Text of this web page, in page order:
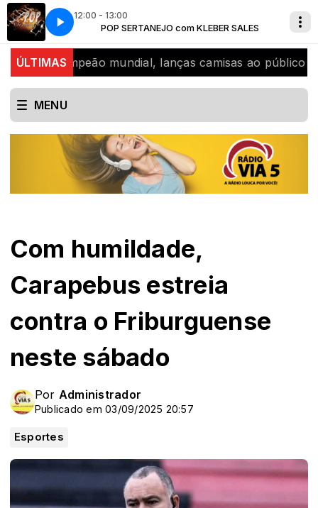
12:00 - 13:00
SALES POP SERTANEJO com KLEBER SALES
A Radio louca por voce
SUPER HITS com LILIAN FLORES
ÚLTIMAS
bicampeão mundial, lanças camisas ao público
MENU
Com humildade,
Carapebus estreia
contra o Friburguense
neste sábado
Por Administrador
Publicado em 03/09/2025 20:57
Esportes